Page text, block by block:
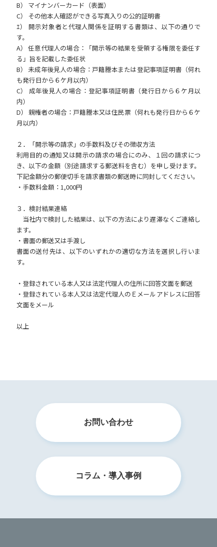
B） マイナンバーカード（表面）
C） その他本人確認ができる写真入りの公的証明書
ｴ） 開示対象者と代理人関係を証明する書類は、以下の通りで
す。
A） 任意代理人の場合：「開示等の結果を受領する権限を委任す
る」旨を記載した委任状
B） 未成年後見人の場合：戸籍謄本または登記事項証明書（何れ
も発行日から６ケ月以内）
C） 成年後見人の場合：登記事項証明書（発行日から６ケ月以
内）
D） 親権者の場合：戸籍謄本又は住民票（何れも発行日から６ケ
月以内）
２．「開示等の請求」の手数料及びその徴収方法
利用目的の通知又は開示の請求の場合にのみ、１回の請求につ
き、以下の金額（別途請求する郵送料を含む）を申し受けます。
下記金額分の郵便切手を請求書類の郵送時に同封してください。
・手数料金額：1,000円
３．検討結果連絡
当社内で検討した結果は、以下の方法により遅滞なくご連絡し
ます。
・書面の郵送又は手渡し
書面の送付先は、以下のいずれかの適切な方法を選択し行いま
す。
・登録されている本人又は法定代理人の住所に回答文面を郵送
・登録されている本人又は法定代理人のＥメールアドレスに回答
文面をメール
以上
お問い合わせ
コラム・導入事例